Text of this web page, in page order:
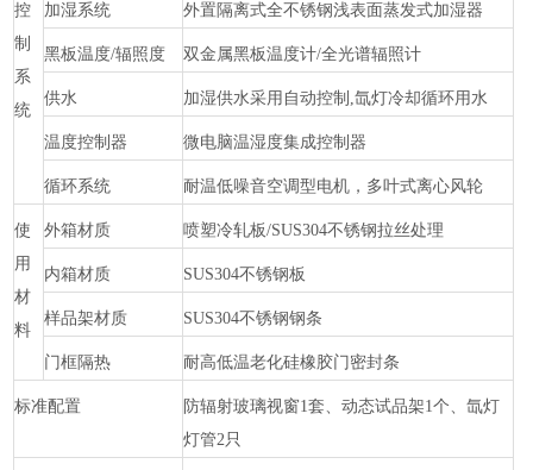
控
制
系
统
加湿系统 外置隔离式全不锈钢浅表面蒸发式加湿器
黑板温度/辐照度 双金属黑板温度计/全光谱辐照计
供水 加湿供水采用自动控制 ,氙灯冷却循环用水
温度控制器 微电脑温湿度集成控制器
循环系统 耐温低噪音空调型电机，多叶式离心风轮
使
用
材
料
外箱材质 喷塑冷轧板/SUS304不锈钢拉丝处理
内箱材质 SUS304不锈钢板
样品架材质 SUS304不锈钢钢条
门框隔热 耐高低温老化硅橡胶门密封条
标准配置 防辐射玻璃视窗1套、动态试品架1个、氙灯
灯管2只